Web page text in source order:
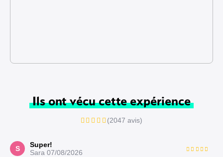
Ils ont vécu cette expérience
(2047 avis)
S
Super!
Sara 07/08/2026